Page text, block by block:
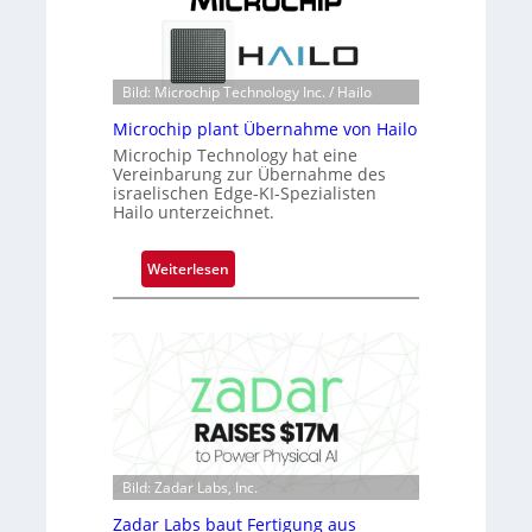
e
a
c
t
s
S
e
r
i
-
B
-
R
u
n
d
s
n
e
ü
b
e
r
m
a
r
k
V
Bild: Microchip Technology Inc. / Hailo
Microchip plant Übernahme von Hailo
Microchip Technology hat eine
Vereinbarung zur Übernahme des
israelischen Edge-KI-Spezialisten
Hailo unterzeichnet.
Weiterlesen:
M
o
c
h
i
p
p
Bild: Zadar Labs, Inc.
Zadar Labs baut Fertigung aus